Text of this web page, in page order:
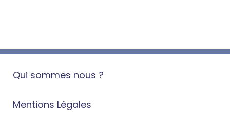
Qui sommes nous ?
Mentions Légales